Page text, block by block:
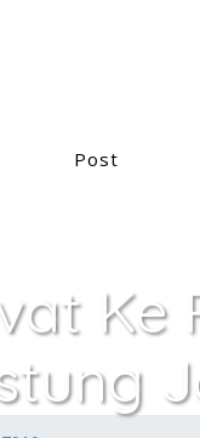
Post
Ke